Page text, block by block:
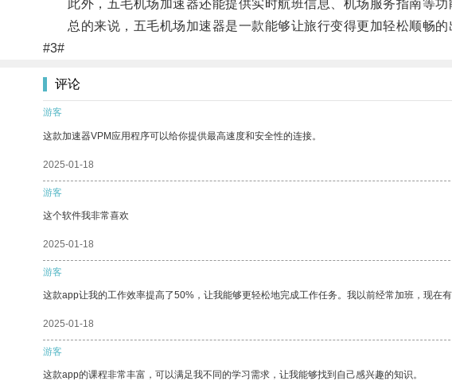
此外，五毛机场加速器还能提供实时航班信息、机场服务指南等功
总的来说，五毛机场加速器是一款能够让旅行变得更加轻松顺畅的
#3#
评论
游客
这款加速器VPM应用程序可以给你提供最高速度和安全性的连接。
2025-01-18
游客
这个软件我非常喜欢
2025-01-18
游客
这款app让我的工作效率提高了50%，让我能够更轻松地完成工作任务。我以前经常加班，现在
2025-01-18
游客
这款app的课程非常丰富，可以满足我不同的学习需求，让我能够找到自己感兴趣的知识。